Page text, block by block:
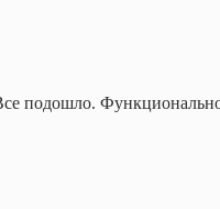
подошло.